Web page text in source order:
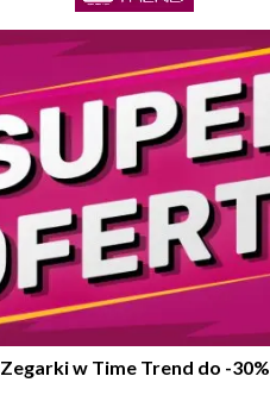
Zegarki w Time Trend do -30%